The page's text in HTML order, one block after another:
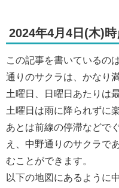
2024年4月4日(木)
この記事を書いているの
通りのサクラは、かなり
土曜日、日曜日あたりは
土曜日は雨に降られずに
あとは前線の停滞などで
え、中野通りのサクラで
むことができます。
以下の地図にあるように